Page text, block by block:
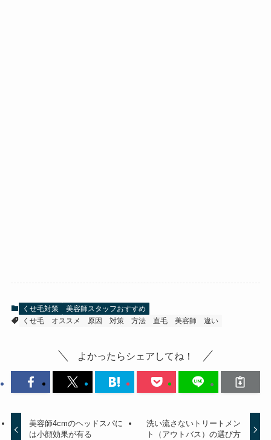
くせ毛対策
美容師スタッフおすすめ
くせ毛
オススメ 原因 対策 方法 直毛 美容師 違い
よかったらシェアしてね！
美容師4cmのヘッドスパに
は小顔効果が有る
洗い流さないトリートメン
ト（アウトバス）の選び方